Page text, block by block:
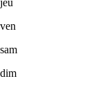
jeu
ven
sam
dim